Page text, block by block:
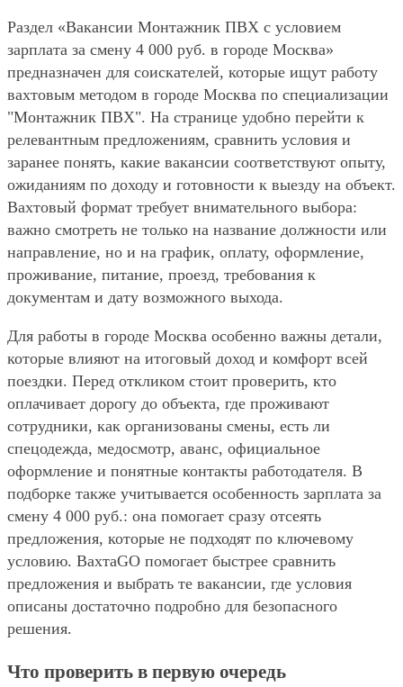
Раздел «Вакансии Монтажник ПВХ с условием
зарплата за смену 4 000 руб. в городе Москва»
предназначен для соискателей, которые ищут работу
вахтовым методом в городе Москва по специализации
"Монтажник ПВХ". На странице удобно перейти к
релевантным предложениям, сравнить условия и
заранее понять, какие вакансии соответствуют опыту,
ожиданиям по доходу и готовности к выезду на объект.
Вахтовый формат требует внимательного выбора:
важно смотреть не только на название должности или
направление, но и на график, оплату, оформление,
проживание, питание, проезд, требования к
документам и дату возможного выхода.
Для работы в городе Москва особенно важны детали,
которые влияют на итоговый доход и комфорт всей
поездки. Перед откликом стоит проверить, кто
оплачивает дорогу до объекта, где проживают
сотрудники, как организованы смены, есть ли
спецодежда, медосмотр, аванс, официальное
оформление и понятные контакты работодателя. В
подборке также учитывается особенность зарплата за
смену 4 000 руб.: она помогает сразу отсеять
предложения, которые не подходят по ключевому
условию. ВахтаGO помогает быстрее сравнить
предложения и выбрать те вакансии, где условия
описаны достаточно подробно для безопасного
решения.
Что проверить в первую очередь